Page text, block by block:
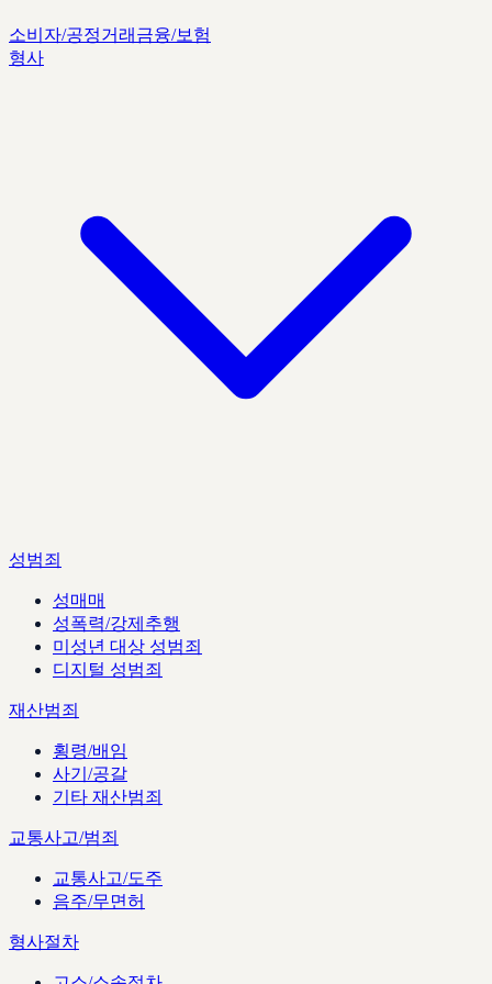
소비자/공정거래 금융/보험
형사
성범죄
성매매
성폭력/강제추행
미성년 대상 성범죄
디지털 성범죄
재산범죄
횡령/배임
사기/공갈
기타 재산범죄
교통사고/범죄
교통사고/도주
음주/무면허
형사절차